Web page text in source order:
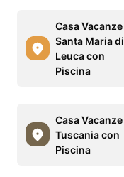
Casa Vacanze
Santa Maria di
Leuca con
Piscina
Casa Vacanze
Tuscania con
Piscina